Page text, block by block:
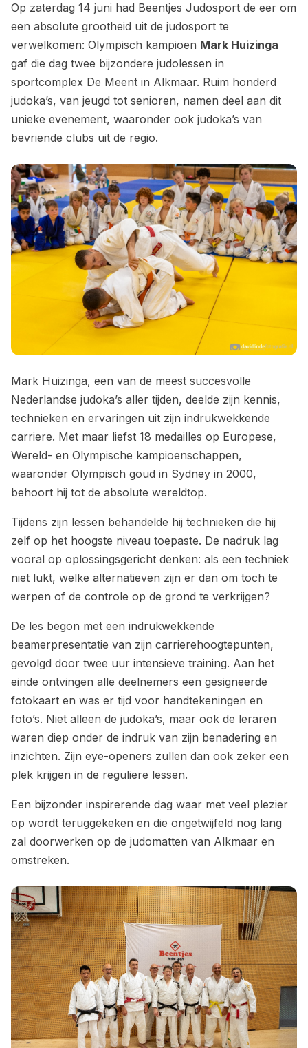
Op zaterdag 14 juni had Beentjes Judosport de eer om
een absolute grootheid uit de judosport te
verwelkomen: Olympisch kampioen Mark Huizinga
gaf die dag twee bijzondere judolessen in
sportcomplex De Meent in Alkmaar. Ruim honderd
judoka’s, van jeugd tot senioren, namen deel aan dit
unieke evenement, waaronder ook judoka’s van
bevriende clubs uit de regio.
Mark Huizinga, een van de meest succesvolle
Nederlandse judoka’s aller tijden, deelde zijn kennis,
technieken en ervaringen uit zijn indrukwekkende
carriere. Met maar liefst 18 medailles op Europese,
Wereld- en Olympische kampioenschappen,
waaronder Olympisch goud in Sydney in 2000,
behoort hij tot de absolute wereldtop.
Tijdens zijn lessen behandelde hij technieken die hij
zelf op het hoogste niveau toepaste. De nadruk lag
vooral op oplossingsgericht denken: als een techniek
niet lukt, welke alternatieven zijn er dan om toch te
werpen of de controle op de grond te verkrijgen?
De les begon met een indrukwekkende
beamerpresentatie van zijn carrierehoogtepunten,
gevolgd door twee uur intensieve training. Aan het
einde ontvingen alle deelnemers een gesigneerde
fotokaart en was er tijd voor handtekeningen en
foto’s. Niet alleen de judoka’s, maar ook de leraren
waren diep onder de indruk van zijn benadering en
inzichten. Zijn eye-openers zullen dan ook zeker een
plek krijgen in de reguliere lessen.
Een bijzonder inspirerende dag waar met veel plezier
op wordt teruggekeken en die ongetwijfeld nog lang
zal doorwerken op de judomatten van Alkmaar en
omstreken.